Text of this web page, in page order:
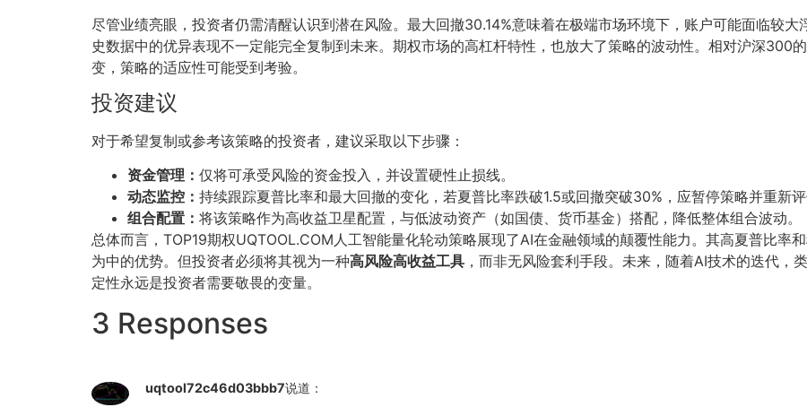
尽管业绩亮眼，投资者仍需清醒认识到潜在风险。最大回撤30.14%意味着在极端市场环境下，账户可能面临较大
史数据中的优异表现不一定能完全复制到未来。期权市场的高杠杆特性，也放大了策略的波动性。相对沪深300
变，策略的适应性可能受到考验。
投资建议
对于希望复制或参考该策略的投资者，建议采取以下步骤：
资金管理： 仅将可承受风险的资金投入，并设置硬性止损线。
动态监控： 持续跟踪夏普比率和最大回撤的变化，若夏普比率跌破1.5或回撤突破30%，应暂停策略并重新评
组合配置： 将该策略作为高收益卫星配置，与低波动资产（如国债、货币基金）搭配，降低整体组合波动。
总体而言，TOP19期权UQTOOL.COM人工智能量化轮动策略展现了AI在金融领域的颠覆性能力。其高夏普比率
为中的优势。但投资者必须将其视为一种高风险高收益工具 ，而非无风险套利手段。未来，随着AI技术的迭代，
定性永远是投资者需要敬畏的变量。
3 Responses
uqtool72c46d03bbb7说道：